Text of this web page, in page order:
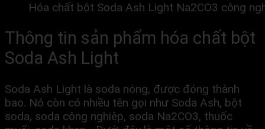
Hóa chất bột Soda Ash Light Na2CO3 công
Thông tin sản phẩm hóa chất bột
Soda Ash Light
Soda Ash Light là soda nóng, được đóng thành
bao. Nó còn có nhiều tên gọi như Soda Ash, bột
soda, soda công nghiệp, soda Na2CO3, thuốc